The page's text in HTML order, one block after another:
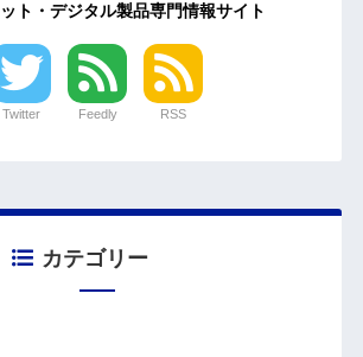
ト・デジタル製品専門情報サイト
Twitter Feedly RSS
カテゴリー